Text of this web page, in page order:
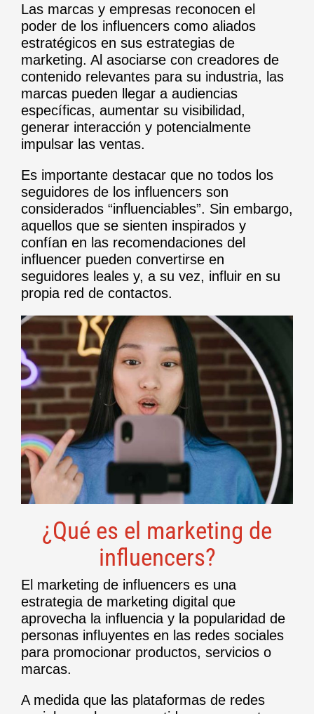
Las marcas y empresas reconocen el
poder de los influencers como aliados
estratégicos en sus estrategias de
marketing. Al asociarse con creadores de
contenido relevantes para su industria, las
marcas pueden llegar a audiencias
específicas, aumentar su visibilidad,
generar interacción y potencialmente
impulsar las ventas.
Es importante destacar que no todos los
seguidores de los influencers son
considerados “influenciables”. Sin embargo,
aquellos que se sienten inspirados y
confían en las recomendaciones del
influencer pueden convertirse en
seguidores leales y, a su vez, influir en su
propia red de contactos.
¿Qué es el marketing de
influencers?
El marketing de influencers es una
estrategia de marketing digital que
aprovecha la influencia y la popularidad de
personas influyentes en las redes sociales
para promocionar productos, servicios o
marcas.
A medida que las plataformas de redes